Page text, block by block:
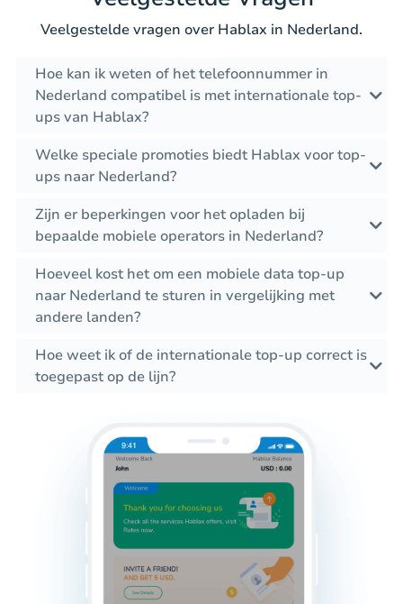
Veelgestelde vragen over Hablax in Nederland.
Hoe kan ik weten of het telefoonnummer in
Nederland compatibel is met internationale top-
ups van Hablax?
Welke speciale promoties biedt Hablax voor top-
ups naar Nederland?
Zijn er beperkingen voor het opladen bij
bepaalde mobiele operators in Nederland?
Hoeveel kost het om een mobiele data top-up
naar Nederland te sturen in vergelijking met
andere landen?
Hoe weet ik of de internationale top-up correct is
toegepast op de lijn?